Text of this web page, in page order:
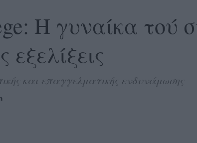
Η γυναίκα τού
εξελίξεις
και επαγγελματικής ενδυνάμωσης